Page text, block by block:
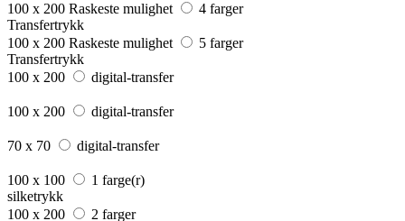
100 x 200 Raskeste mulighet
4 farger
Transfertrykk
100 x 200 Raskeste mulighet
5 farger
Transfertrykk
100 x 200
digital-transfer
100 x 200 digital-transfer
70 x 70 digital-transfer
100 x 100
1 farge(r)
silketrykk
100 x 200
2 farger